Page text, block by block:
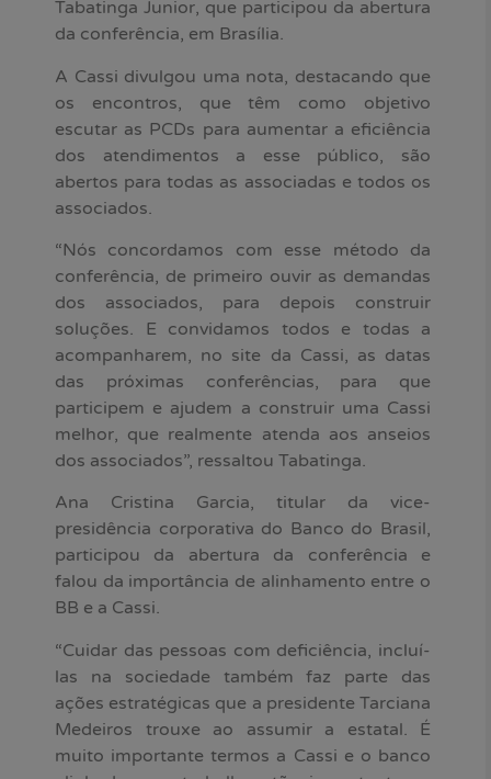
Tabatinga Junior, que participou da abertura
da conferência, em Brasília.
A Cassi divulgou uma nota, destacando que
os encontros, que têm como objetivo
escutar as PCDs para aumentar a eficiência
dos atendimentos a esse público, são
abertos para todas as associadas e todos os
associados.
“Nós concordamos com esse método da
conferência, de primeiro ouvir as demandas
dos associados, para depois construir
soluções. E convidamos todos e todas a
acompanharem, no site da Cassi, as datas
das próximas conferências, para que
participem e ajudem a construir uma Cassi
melhor, que realmente atenda aos anseios
dos associados”, ressaltou Tabatinga.
Ana Cristina Garcia, titular da vice-
presidência corporativa do Banco do Brasil,
participou da abertura da conferência e
falou da importância de alinhamento entre o
BB e a Cassi.
“Cuidar das pessoas com deficiência, incluí-
las na sociedade também faz parte das
ações estratégicas que a presidente Tarciana
Medeiros trouxe ao assumir a estatal. É
muito importante termos a Cassi e o banco